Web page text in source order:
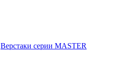
Верстаки серии MASTER